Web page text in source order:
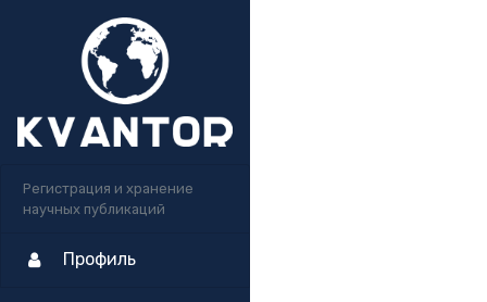
Регистрация и хранение
научных публикаций
Профиль